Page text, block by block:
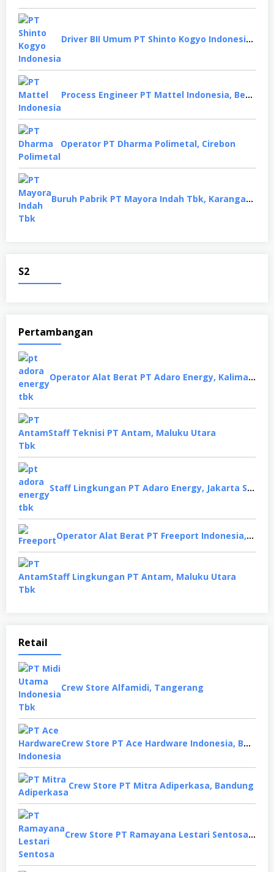
Driver BII Umum PT Shinto Kogyo Indonesia, Karawang
Process Engineer PT Mattel Indonesia, Bekasi
Operator PT Dharma Polimetal, Cirebon
Buruh Pabrik PT Mayora Indah Tbk, Karanganyar
S2
Pertambangan
Operator Alat Berat PT Adaro Energy, Kalimantan Selatan
Staff Teknisi PT Antam, Maluku Utara
Staff Lingkungan PT Adaro Energy, Jakarta Selatan
Operator Alat Berat PT Freeport Indonesia, Papua
Staff Lingkungan PT Antam, Maluku Utara
Retail
Crew Store Alfamidi, Tangerang
Crew Store PT Ace Hardware Indonesia, Bekasi
Crew Store PT Mitra Adiperkasa, Bandung
Crew Store PT Ramayana Lestari Sentosa, Jakarta Selatan